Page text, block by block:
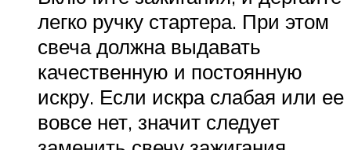
легко ручку стартера. При этом
свеча должна выдавать
качественную и постоянную
искру. Если искра слабая или ее
вовсе нет, значит следует